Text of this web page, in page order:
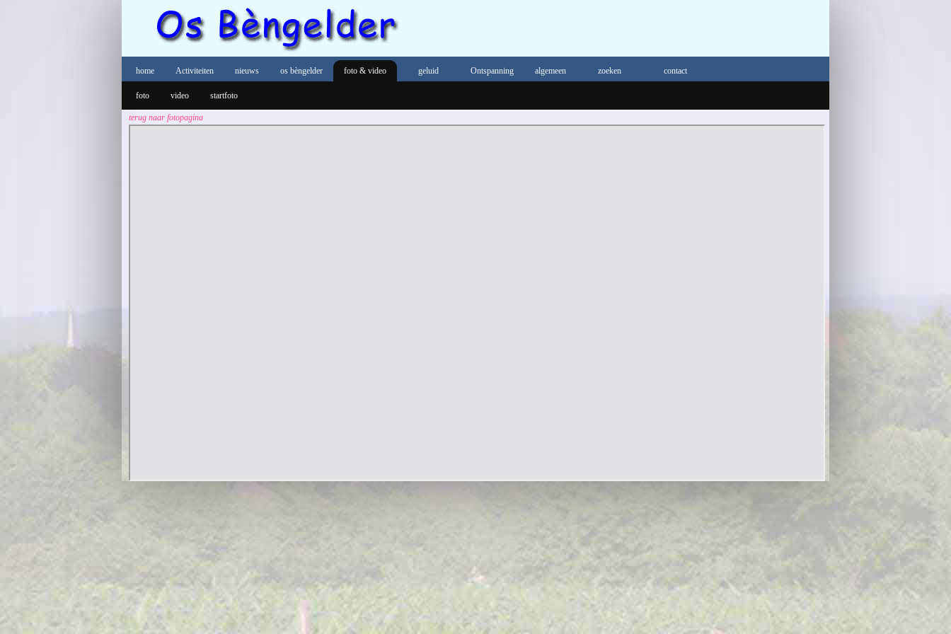
home Activiteiten nieuws os bèngelder foto & video
foto video startfoto
geluid Ontspanning algemeen zoeken contact
terug naar fotopagina